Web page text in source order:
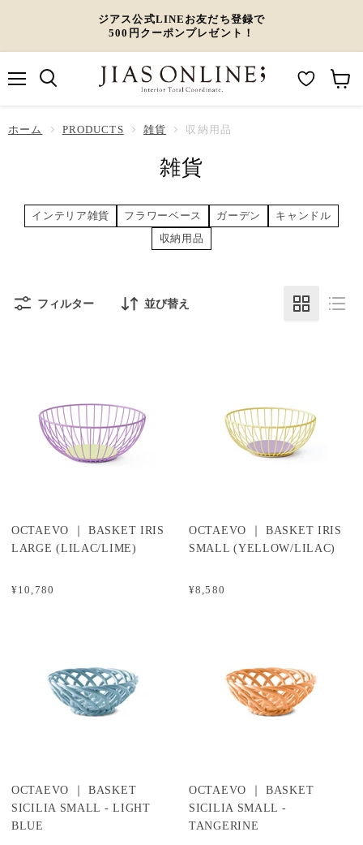
ジアス公式LINEお友だち登録で
500円クーポンプレゼント！
ー
h
t
る
ホーム PRODUCTS 雑貨 収納用品
雑貨
インテリア雑貨 フラワーベース ガーデン
キャンドル
収納用品
フィルター 並び替え
¥10,780
OCTAEVO ｜ BASKET IRIS
LARGE (LILAC/LIME)
¥8,580
OCTAEVO ｜ BASKET IRIS
SMALL (YELLOW/LILAC)
OCTAEVO ｜ BASKET
SICILIA SMALL - LIGHT
BLUE
OCTAEVO ｜ BASKET
SICILIA SMALL -
TANGERINE